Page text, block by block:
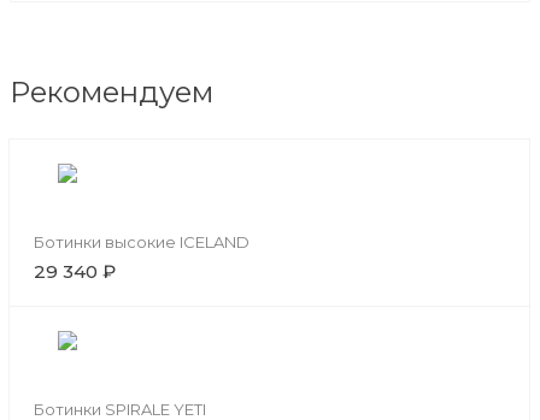
Рекомендуем
Ботинки высокие ICELAND
29 340 ₽
Ботинки SPIRALE YETI